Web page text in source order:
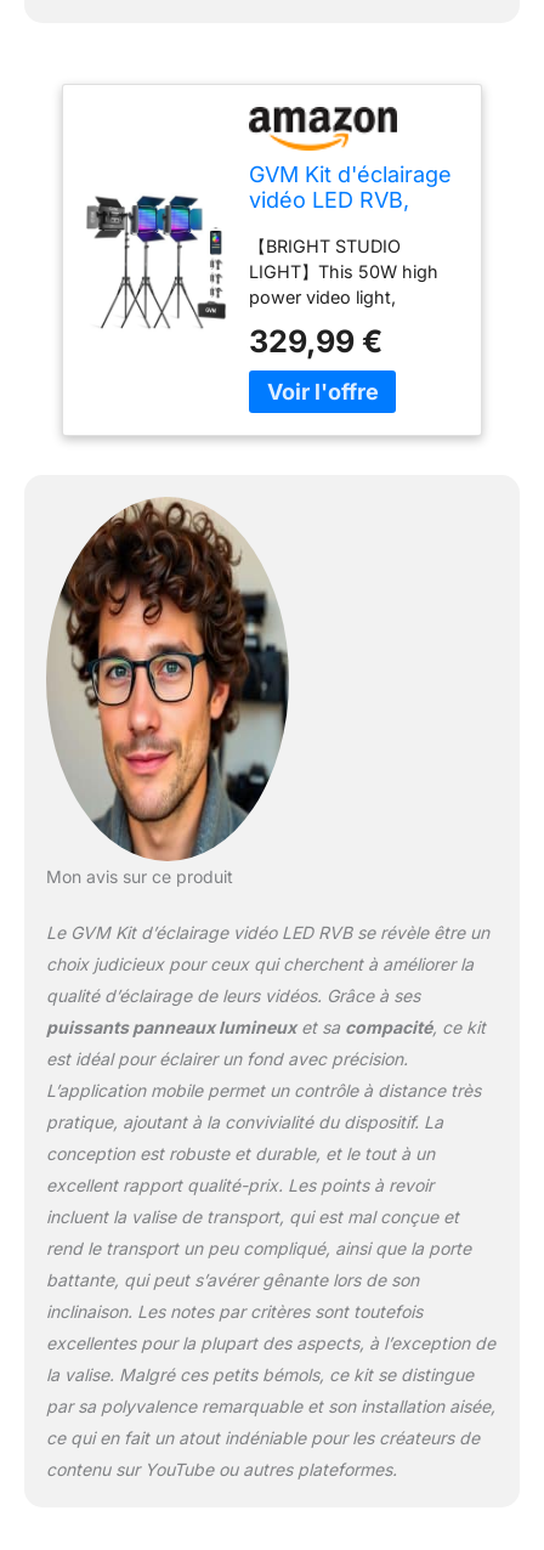
GVM Kit d'éclairage
vidéo LED RVB,
Photographie à
intensité Variable
avec contrôle par
Application, 680RS
50 W, 3 Panneaux
Lumineux LED pour
Studio Youtube,
Prise de Vue vidéo,
【BRIGHT STUDIO
LIGHT】This 50W high
power video light,
8500lux/0.5m,
3000lux/1m, composed
of 560 LED lamp beads,
【Camera Light Simulate
8 Scene】 This
photography lamp
includes TV, candles,
police cars, lightning,
paparazzi, disco, party,
broken bulbs, camera
lighting for zoom, webex,
web conferencing,
lighting for video
recording, broadcasting
mobile phone, and you
can use the APP to
control brightness, color
5600K), hue, pure color,
scenes can be remotely
controlled on your
mobile phone to make it
smoother. RGB support
master and slave control
mode: the light panels
can set one light as
master mode and other
mode, which allows you
to easily control all lights
with the master light.
【TOWING ELECTRIC
zoom computer light can
be powered by a power
adapter (included) or a
329,99 €
Mon avis sur ce produit
Le GVM Kit d’éclairage vidéo LED RVB se révèle être un
choix judicieux pour ceux qui cherchent à améliorer la
qualité d’éclairage de leurs vidéos. Grâce à ses
puissants panneaux lumineuxet sa compacité, ce kit
est idéal pour éclairer un fond avec précision.
L’application mobile permet un contrôle à distance très
pratique, ajoutant à la convivialité du dispositif. La
conception est robuste et durable, et le tout à un
excellent rapport qualité-prix. Les points à revoir
incluent la valise de transport, qui est mal conçue et
rend le transport un peu compliqué, ainsi que la porte
battante, qui peut s’avérer gênante lors de son
inclinaison. Les notes par critères sont toutefois
excellentes pour la plupart des aspects, à l’exception de
la valise. Malgré ces petits bémols, ce kit se distingue
par sa polyvalence remarquable et son installation aisée,
ce qui en fait un atout indéniable pour les créateurs de
contenu sur YouTube ou autres plateformes.